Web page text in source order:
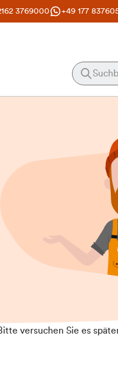
3769000 +49 177
versuchen Sie es